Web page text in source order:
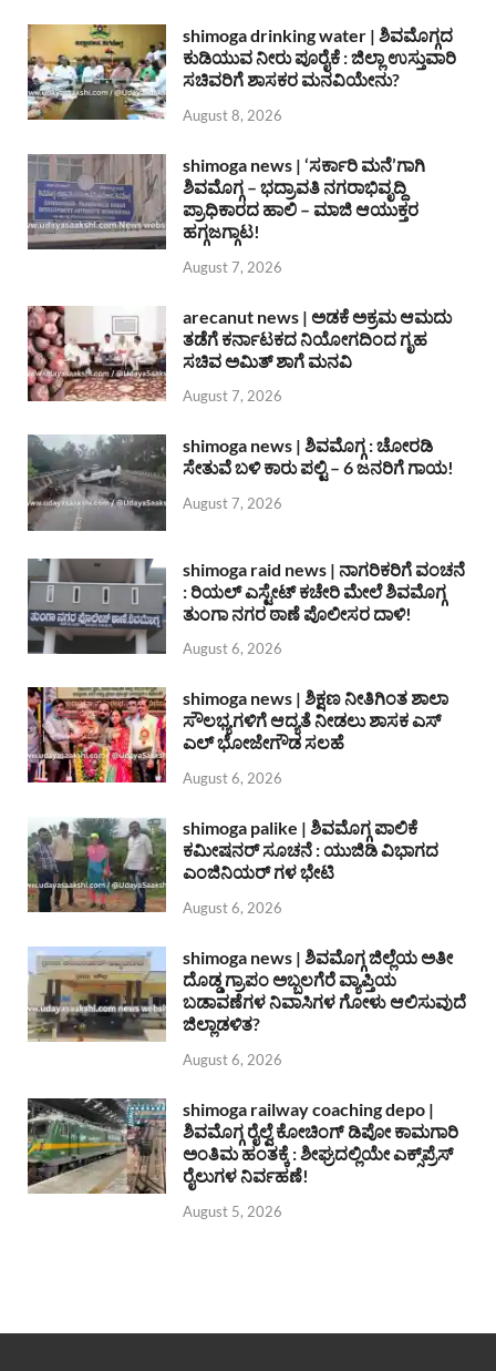
shimoga drinking water | ಶಿವಮೊಗ್ಗದ
ಕುಡಿಯುವ ನೀರು ಪೂರೈಕೆ : ಜಿಲ್ಲಾ ಉಸ್ತುವಾರಿ
ಸಚಿವರಿಗೆ ಶಾಸಕರ ಮನವಿಯೇನು?
August 8, 2026
shimoga news | ‘ಸರ್ಕಾರಿ ಮನೆ’ಗಾಗಿ
ಶಿವಮೊಗ್ಗ – ಭದ್ರಾವತಿ ನಗರಾಭಿವೃದ್ದಿ
ಪ್ರಾಧಿಕಾರದ ಹಾಲಿ – ಮಾಜಿ ಆಯುಕ್ತರ
ಹಗ್ಗಜಗ್ಗಾಟ!
August 7, 2026
arecanut news | ಅಡಕೆ ಅಕ್ರಮ ಆಮದು
ತಡೆಗೆ ಕರ್ನಾಟಕದ ನಿಯೋಗದಿಂದ ಗೃಹ
ಸಚಿವ ಅಮಿತ್ ಶಾಗೆ ಮನವಿ
August 7, 2026
shimoga news | ಶಿವಮೊಗ್ಗ : ಚೋರಡಿ
ಸೇತುವೆ ಬಳಿ ಕಾರು ಪಲ್ಟಿ – 6 ಜನರಿಗೆ ಗಾಯ!
August 7, 2026
shimoga raid news | ನಾಗರಿಕರಿಗೆ ವಂಚನೆ
: ರಿಯಲ್ ಎಸ್ಟೇಟ್ ಕಚೇರಿ ಮೇಲೆ ಶಿವಮೊಗ್ಗ
ತುಂಗಾ ನಗರ ಠಾಣೆ ಪೊಲೀಸರ ದಾಳಿ!
August 6, 2026
shimoga news | ಶಿಕ್ಷಣ ನೀತಿಗಿಂತ ಶಾಲಾ
ಸೌಲಭ್ಯಗಳಿಗೆ ಆದ್ಯತೆ ನೀಡಲು ಶಾಸಕ ಎಸ್
ಎಲ್ ಭೋಜೇಗೌಡ ಸಲಹೆ
August 6, 2026
shimoga palike | ಶಿವಮೊಗ್ಗ ಪಾಲಿಕೆ
ಕಮೀಷನರ್ ಸೂಚನೆ : ಯುಜಿಡಿ ವಿಭಾಗದ
ಎಂಜಿನಿಯರ್ ಗಳ ಭೇಟಿ
August 6, 2026
shimoga news | ಶಿವಮೊಗ್ಗ ಜಿಲ್ಲೆಯ ಅತೀ
ದೊಡ್ಡ ಗ್ರಾಪಂ ಅಬ್ಬಲಗೆರೆ ವ್ಯಾಪ್ತಿಯ
ಬಡಾವಣೆಗಳ ನಿವಾಸಿಗಳ ಗೋಳು ಆಲಿಸುವುದೆ
ಜಿಲ್ಲಾಡಳಿತ?
August 6, 2026
shimoga railway coaching depo |
ಶಿವಮೊಗ್ಗ ರೈಲ್ವೆ ಕೋಚಿಂಗ್ ಡಿಪೋ ಕಾಮಗಾರಿ
ಅಂತಿಮ ಹಂತಕ್ಕೆ : ಶೀಘ್ರದಲ್ಲಿಯೇ ಎಕ್ಸ್‌ಪ್ರೆಸ್
ರೈಲುಗಳ ನಿರ್ವಹಣೆ!
August 5, 2026